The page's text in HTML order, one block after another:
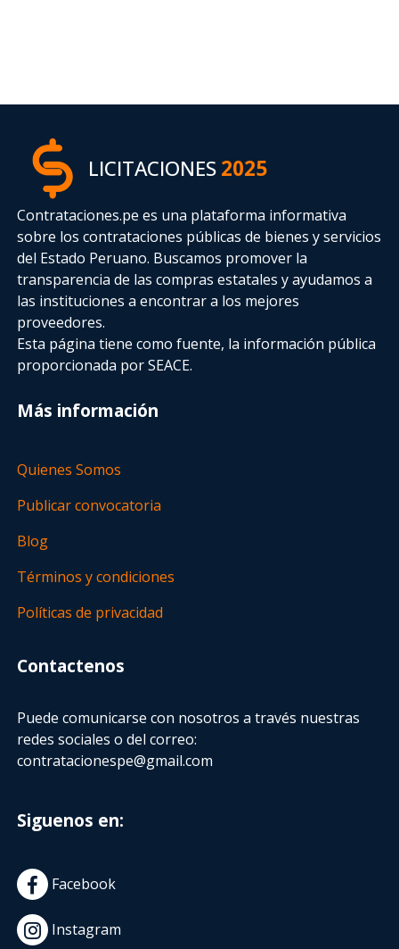
LICITACIONES2025
Contrataciones.pe es una plataforma informativa
sobre los contrataciones públicas de bienes y servicios
del Estado Peruano. Buscamos promover la
transparencia de las compras estatalesy ayudamos a
las instituciones a encontrar a los mejores
proveedores.
Esta página tiene como fuente, la información pública
proporcionada por SEACE.
Más información
Quienes Somos
Publicar convocatoria
Blog
Términos y condiciones
Políticas de privacidad
Contactenos
Puede comunicarse con nosotros a través nuestras
redes sociales o del correo:
contratacionespe@gmail.com
Siguenos en:
Facebook
Instagram